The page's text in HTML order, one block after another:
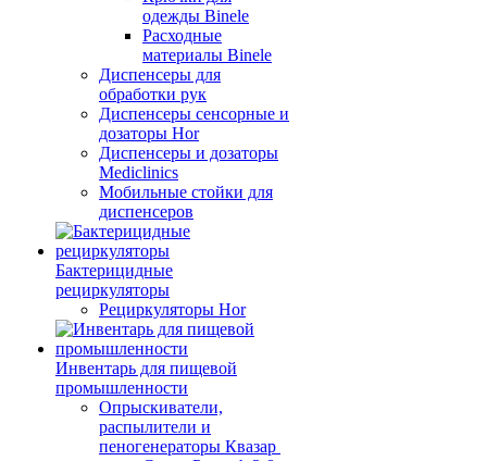
одежды Binele
Расходные
материалы Binele
Диспенсеры для
обработки рук
Диспенсеры сенсорные и
дозаторы Hor
Диспенсеры и дозаторы
Mediclinics
Мобильные стойки для
диспенсеров
Бактерицидные
рециркуляторы
Рециркуляторы Hor
Инвентарь для пищевой
промышленности
Опрыскиватели,
распылители и
пеногенераторы Квазар